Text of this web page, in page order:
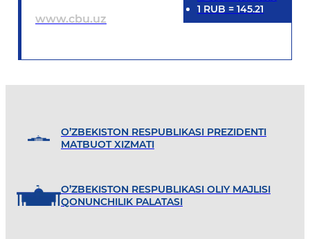
www.cbu.uz
1 RUB = 145.21
O’ZBEKISTON RESPUBLIKASI PREZIDENTI
MATBUOT XIZMATI
O’ZBEKISTON RESPUBLIKASI OLIY MAJLISI
QONUNCHILIK PALATASI